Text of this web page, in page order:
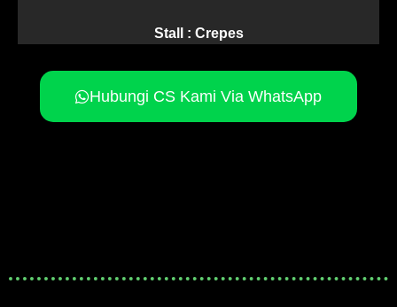
Stall : Crepes
Hubungi CS Kami Via WhatsApp